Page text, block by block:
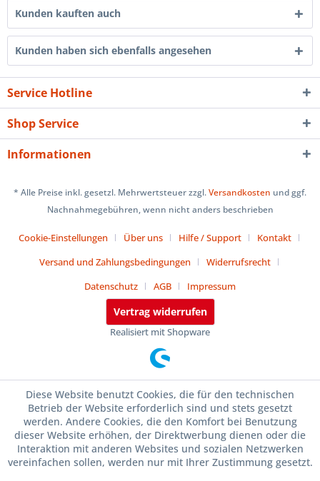
Kunden kauften auch
Kunden haben sich ebenfalls angesehen
Service Hotline
Shop Service
Informationen
* Alle Preise inkl. gesetzl. Mehrwertsteuer zzgl.Versandkosten und ggf.
Nachnahmegebühren, wenn nicht anders beschrieben
Cookie-Einstellungen Über uns Hilfe / Support
Kontakt
Versand und Zahlungsbedingungen
Widerrufsrecht
Datenschutz
AGB Impressum
Vertrag widerrufen
Realisiert mit Shopware
Diese Website benutzt Cookies, die für den technischen
Betrieb der Website erforderlich sind und stets gesetzt
werden. Andere Cookies, die den Komfort bei Benutzung
dieser Website erhöhen, der Direktwerbung dienen oder die
Interaktion mit anderen Websites und sozialen Netzwerken
vereinfachen sollen, werden nur mit Ihrer Zustimmung gesetzt.